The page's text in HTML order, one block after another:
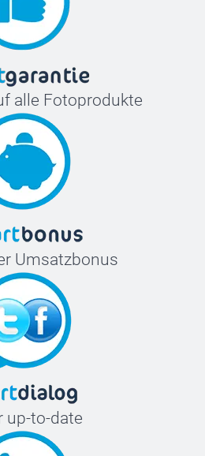
alle Fotoprodukte
Umsatzbonus
up-to-date